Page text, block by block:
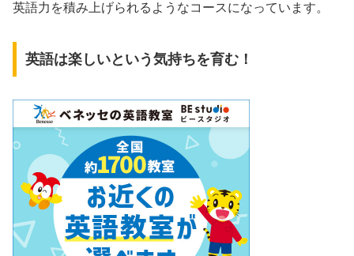
英語力を積み上げられるようなコースになっています。
英語は楽しいという気持ちを育む！